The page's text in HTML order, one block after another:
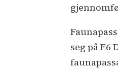
seg på